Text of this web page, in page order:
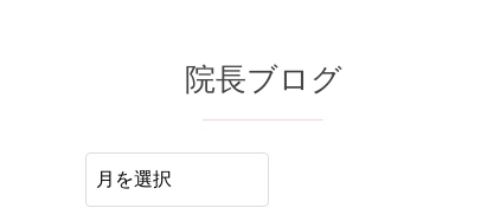
院長ブログ
院
長